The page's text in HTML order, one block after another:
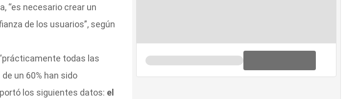
“es necesario crear un
de los usuarios”, según
todas las
un 60% han sido
los siguientes datos: el